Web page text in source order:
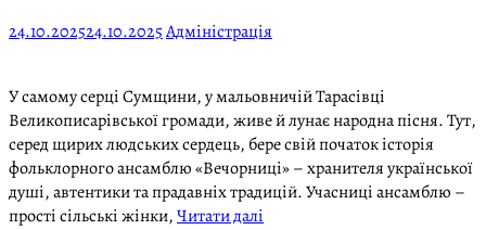
24.10.202524.10.2025Адміністрація
У самому серці Сумщини, у мальовничій Тарасівці
Великописарівської громади, живе й лунає народна пісня. Тут,
серед щирих людських сердець, бере свій початок історія
фольклорного ансамблю «Вечорниці» – хранителя української
душі, автентики та прадавніх традицій. Учасниці ансамблю –
прості сільські жінки,Читати далі